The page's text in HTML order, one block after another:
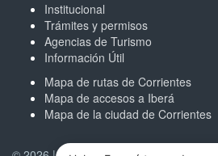
Institucional
Trámites y permisos
Agencias de Turismo
Información Útil
Mapa de rutas de Corrientes
Mapa de accesos a Iberá
Mapa de la ciudad de Corrientes